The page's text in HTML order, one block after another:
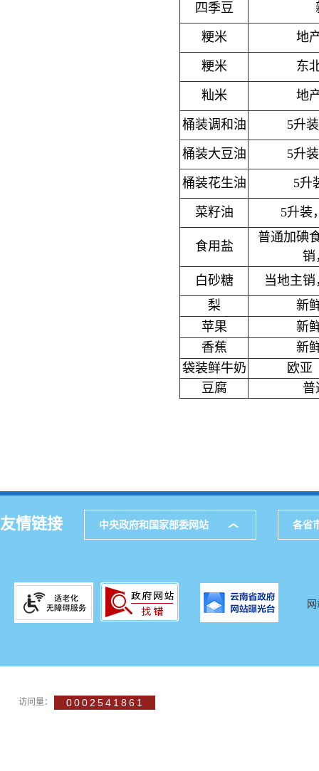
四季豆
粳米 地
粳米 东
籼米 地
桶装调和油 5升
桶装大豆油 5升
桶装花生油 5升
菜籽油 5升装
食用盐
普通加碘
销
白砂糖
当地主
梨
新
苹果
新
香蕉
新
袋装鲜牛奶
欧亚
豆腐
普
友情链接 中央政府和国家部委网站 各省
访问量： 0002541861